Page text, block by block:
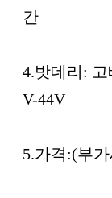
간
4.밧데리: 고
V-44V
5.가격:(부